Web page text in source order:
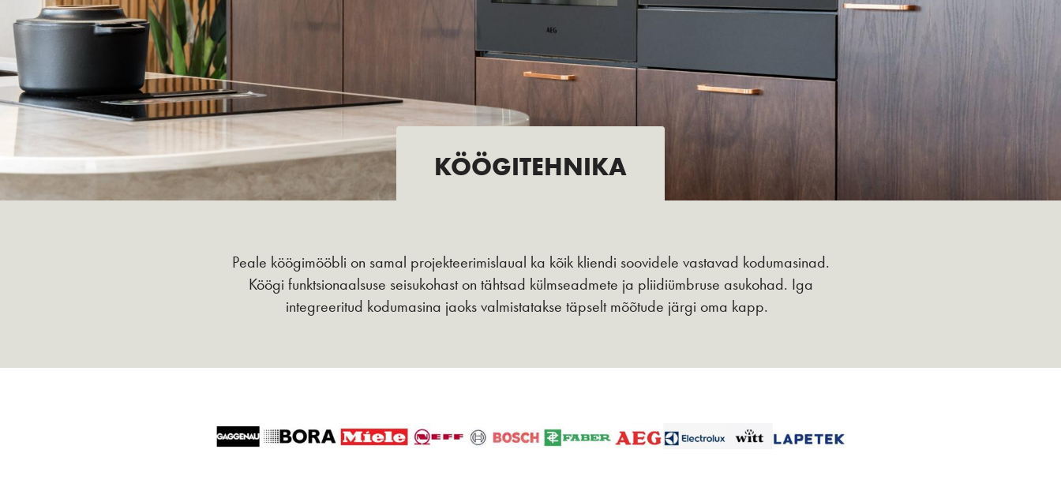
KÖÖGITEHNIKA
Peale köögimööbli on samal projekteerimislaual ka kõik kliendi soovidele vastavad kodumasinad.
Köögi funktsionaalsuse seisukohast on tähtsad külmseadmete ja pliidiümbruse asukohad. Iga
integreeritud kodumasina jaoks valmistatakse täpselt mõõtude järgi oma kapp.